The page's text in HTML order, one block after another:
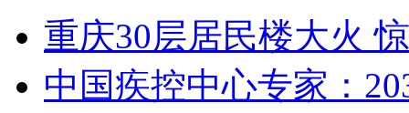
重庆30层居民楼大火
中国疾控中心专家：